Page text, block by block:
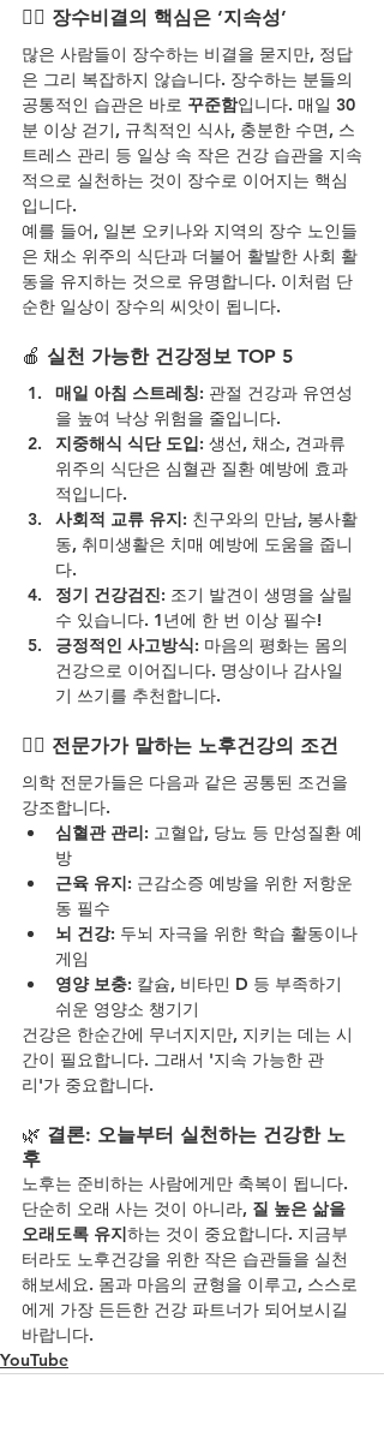
🏃‍♀️ 장수비결의 핵심은 ‘지속성’
많은 사람들이 장수하는 비결을 묻지만, 정답
은 그리 복잡하지 않습니다. 장수하는 분들의
공통적인 습관은 바로 꾸준함입니다. 매일 30
분 이상 걷기, 규칙적인 식사, 충분한 수면, 스
트레스 관리 등 일상 속 작은 건강 습관을 지속
적으로 실천하는 것이 장수로 이어지는 핵심
입니다.
예를 들어, 일본 오키나와 지역의 장수 노인들
은 채소 위주의 식단과 더불어 활발한 사회 활
동을 유지하는 것으로 유명합니다. 이처럼 단
순한 일상이 장수의 씨앗이 됩니다.
🍎 실천 가능한 건강정보 TOP 5
매일 아침 스트레칭: 관절 건강과 유연성
을 높여 낙상 위험을 줄입니다.
지중해식 식단 도입: 생선, 채소, 견과류
위주의 식단은 심혈관 질환 예방에 효과
적입니다.
사회적 교류 유지: 친구와의 만남, 봉사활
동, 취미생활은 치매 예방에 도움을 줍니
다.
정기 건강검진: 조기 발견이 생명을 살릴
수 있습니다. 1년에 한 번 이상 필수!
긍정적인 사고방식: 마음의 평화는 몸의
건강으로 이어집니다. 명상이나 감사일
기 쓰기를 추천합니다.
👨‍⚕️ 전문가가 말하는 노후건강의 조건
의학 전문가들은 다음과 같은 공통된 조건을
강조합니다.
심혈관 관리: 고혈압, 당뇨 등 만성질환 예
방
근육 유지: 근감소증 예방을 위한 저항운
동 필수
뇌 건강: 두뇌 자극을 위한 학습 활동이나
게임
영양 보충: 칼슘, 비타민 D 등 부족하기
쉬운 영양소 챙기기
건강은 한순간에 무너지지만, 지키는 데는 시
간이 필요합니다. 그래서 '지속 가능한 관
리'가 중요합니다.
🌿 결론: 오늘부터 실천하는 건강한 노
후
노후는 준비하는 사람에게만 축복이 됩니다.
단순히 오래 사는 것이 아니라, 질 높은 삶을
오래도록 유지하는 것이 중요합니다. 지금부
터라도 노후건강을 위한 작은 습관들을 실천
해보세요. 몸과 마음의 균형을 이루고, 스스로
에게 가장 든든한 건강 파트너가 되어보시길
바랍니다.
YouTube